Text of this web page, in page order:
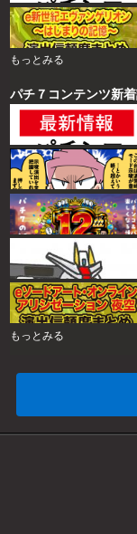
もっとみる
パチ７コンテンツ新
もっとみる